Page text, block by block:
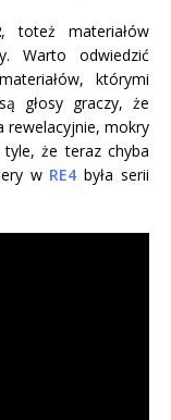
, toteż materiałów
Warto odwiedzić
którymi
głosy graczy, że
rewelacyjnie, mokry
że teraz chyba
w RE4 była serii